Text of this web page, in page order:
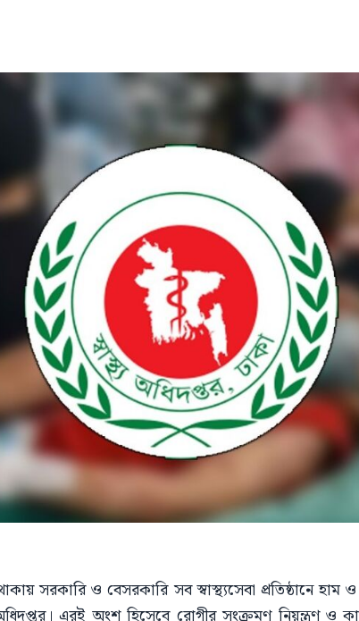
সরকারি ও বেসরকারি সব স্বাস্থ্যসেবা প্রতিষ্ঠানে